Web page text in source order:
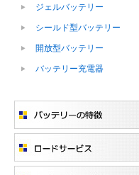
ジェルバッテリー
シールド型バッテリー
開放型バッテリー
バッテリー充電器